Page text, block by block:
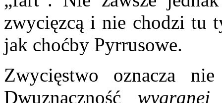
zwycięzcą i nie chodzi tu
jak choćby Pyrrusowe.
Zwycięstwo oznacza
Dwuznaczność wygranej